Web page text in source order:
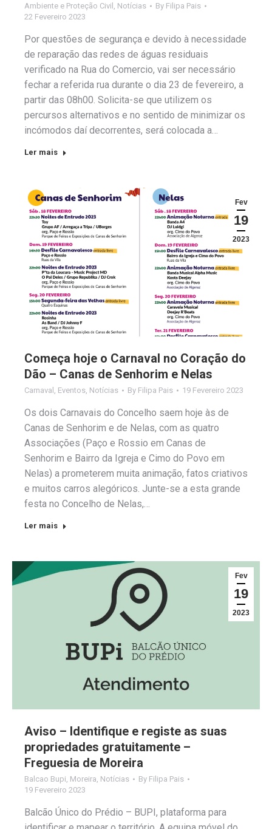
Ambiente e Proteção Civil Notícias By Filipa Pais
22 Fevereiro 2023
Por questões de segurança e devido à necessidade
de reparação das redes de águas residuais
verificado na Rua do Comercio, vai ser necessário
fechar a referida rua durante o dia 23 de fevereiro, a
partir das 08h00. Solicita-se que utilizem os
percursos alternativos e no sentido de minimizar os
incómodos daí decorrentes, será colocada a…
Ler mais
Fev
19
2023
Começa hoje o Carnaval no Coração do
Dão – Canas de Senhorim e Nelas
Carnaval Eventos Notícias By Filipa Pais 19 Fevereiro 2023
Os dois Carnavais do Concelho saem hoje às de
Canas de Senhorim e de Nelas, com as quatro
Associações (Paço e Rossio em Canas de
Senhorim e Bairro da Igreja e Cimo do Povo em
Nelas) a prometerem muita animação, fatos criativos
e muitos carros alegóricos. Junte-se a esta grande
festa no Concelho de Nelas,…
Ler mais
Fev
19
2023
Aviso – Identifique e registe as suas
propriedades gratuitamente –
Freguesia de Moreira
Balcao Bupi, Moreira, Notícias By Filipa Pais
19 Fevereiro 2023
Balcão Único do Prédio – BUPI, plataforma para